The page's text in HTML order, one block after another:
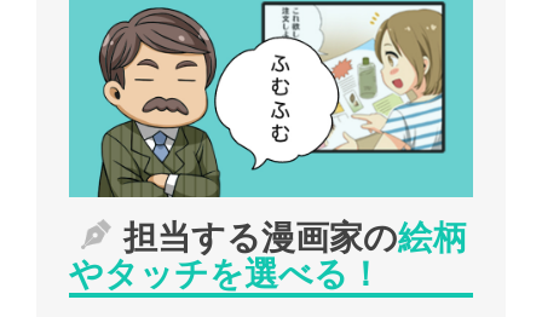
担当する漫画家の絵柄
やタッチを選べる！